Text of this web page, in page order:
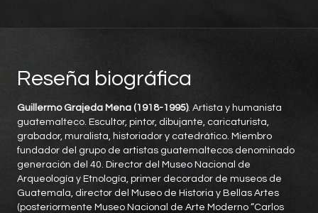
Reseña biográfica
Guillermo Grajeda Mena (1918-1995). Artista y humanista
guatemalteco. Escultor, pintor, dibujante, caricaturista,
grabador, muralista, historiador y catedrático. Miembro
fundador del grupo de artistas guatemaltecos denominado
generación del 40. Director del Museo Nacional de
Arqueología y Etnología, primer decorador de museos de
Guatemala, director del Museo de Historia y Bellas Artes
(posteriormente Museo Nacional de Arte Moderno “Carlos